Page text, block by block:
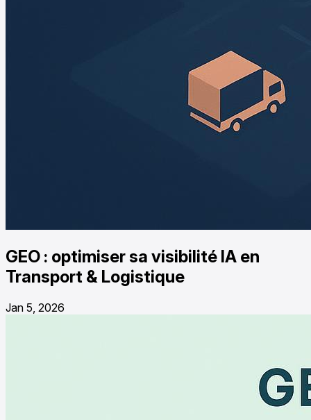
GEO : optimiser sa visibilité IA en
Transport & Logistique
Jan 5, 2026